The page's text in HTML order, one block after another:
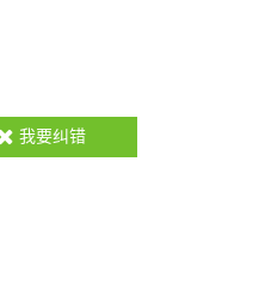
我要纠错